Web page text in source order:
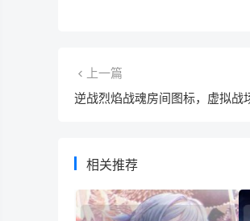
上一篇
逆战烈焰战魂房间图标，虚拟战
相关推荐